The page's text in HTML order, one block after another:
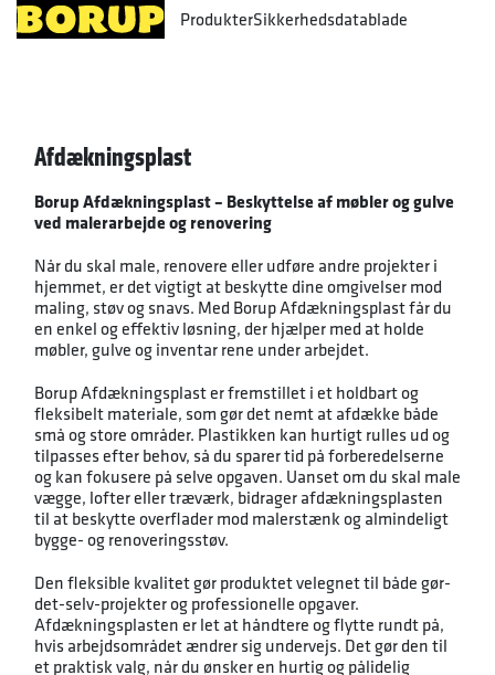
ProdukterSikkerhedsdatablade
Afdækningsplast
Borup Afdækningsplast – Beskyttelse af møbler og gulve
ved malerarbejde og renovering
Når du skal male, renovere eller udføre andre projekter i
hjemmet, er det vigtigt at beskytte dine omgivelser mod
maling, støv og snavs. Med Borup Afdækningsplast får du
en enkel og effektiv løsning, der hjælper med at holde
møbler, gulve og inventar rene under arbejdet.
Borup Afdækningsplast er fremstillet i et holdbart og
fleksibelt materiale, som gør det nemt at afdække både
små og store områder. Plastikken kan hurtigt rulles ud og
tilpasses efter behov, så du sparer tid på forberedelserne
og kan fokusere på selve opgaven. Uanset om du skal male
vægge, lofter eller træværk, bidrager afdækningsplasten
til at beskytte overflader mod malerstænk og almindeligt
bygge- og renoveringsstøv.
Den fleksible kvalitet gør produktet velegnet til både gør-
det-selv-projekter og professionelle opgaver.
Afdækningsplasten er let at håndtere og flytte rundt på,
hvis arbejdsområdet ændrer sig undervejs. Det gør den til
et praktisk valg, når du ønsker en hurtig og pålidelig